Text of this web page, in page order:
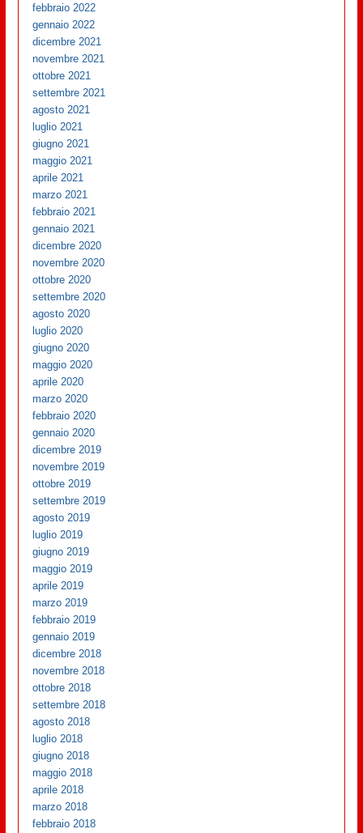
febbraio 2022
gennaio 2022
dicembre 2021
novembre 2021
ottobre 2021
settembre 2021
agosto 2021
luglio 2021
giugno 2021
maggio 2021
aprile 2021
marzo 2021
febbraio 2021
gennaio 2021
dicembre 2020
novembre 2020
ottobre 2020
settembre 2020
agosto 2020
luglio 2020
giugno 2020
maggio 2020
aprile 2020
marzo 2020
febbraio 2020
gennaio 2020
dicembre 2019
novembre 2019
ottobre 2019
settembre 2019
agosto 2019
luglio 2019
giugno 2019
maggio 2019
aprile 2019
marzo 2019
febbraio 2019
gennaio 2019
dicembre 2018
novembre 2018
ottobre 2018
settembre 2018
agosto 2018
luglio 2018
giugno 2018
maggio 2018
aprile 2018
marzo 2018
febbraio 2018